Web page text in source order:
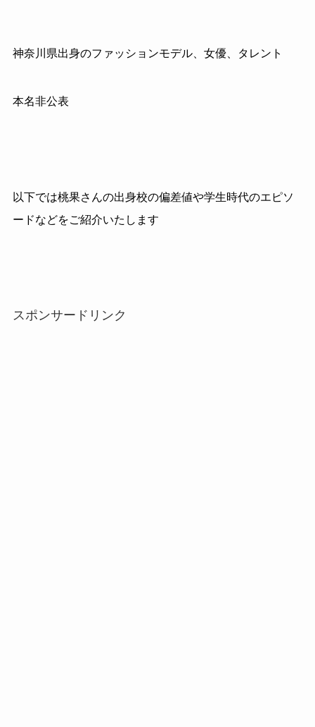
神奈川県出身のファッションモデル、女優、タレント
本名非公表
以下では桃果さんの出身校の偏差値や学生時代のエピソ
ードなどをご紹介いたします
スポンサードリンク